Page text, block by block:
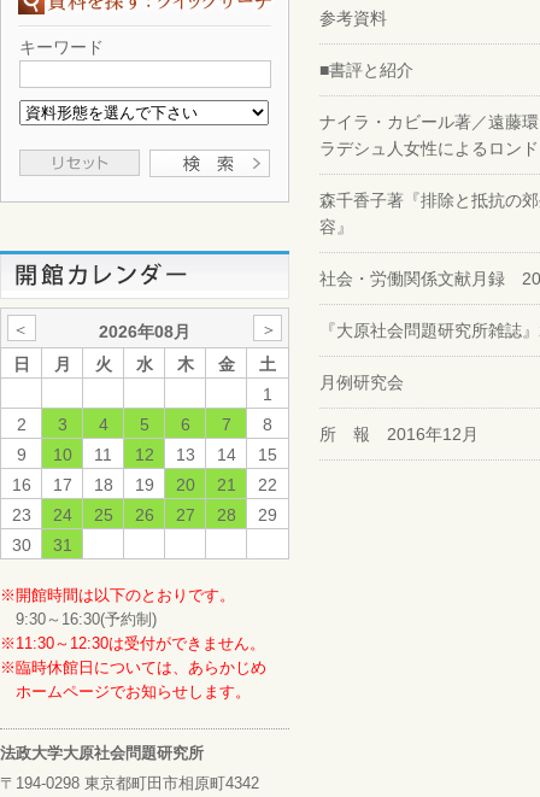
キーワード
＜ 2026年08月
＞
日
月 火 水 木 金
土
1
2
3 4 5 6 7
8
9
10 11 12 13 14
15
16
17 18 19 20 21
22
23
24 25 26 27 28
29
30
31
※開館時間は以下のとおりです。
9:30～16:30(予約制)
※11:30～12:30は受付ができません。
※臨時休館日については、あらかじめ
ホームページでお知らせします。
法政大学大原社会問題研究所
〒194-0298 東京都町田市相原町4342
参考資料
■書評と紹介
ナイラ・カビール著／遠藤
ラデシュ人女性によるロン
森千香子著『排除と抵抗の
容』
社会・労働関係文献月録
『大原社会問題研究所雑誌
月例研究会
所 報 2016年12月